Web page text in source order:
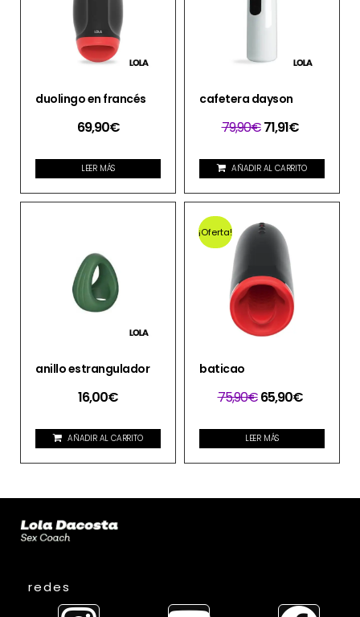
duolingo en francés
69,90€
LEER MÁS
cafetera dayson
79,90€71,91€
AÑADIR AL CARRITO
anillo estrangulador
16,00€
AÑADIR AL CARRITO
¡Oferta!
baticao
75,90€65,90€
LEER MÁS
redes